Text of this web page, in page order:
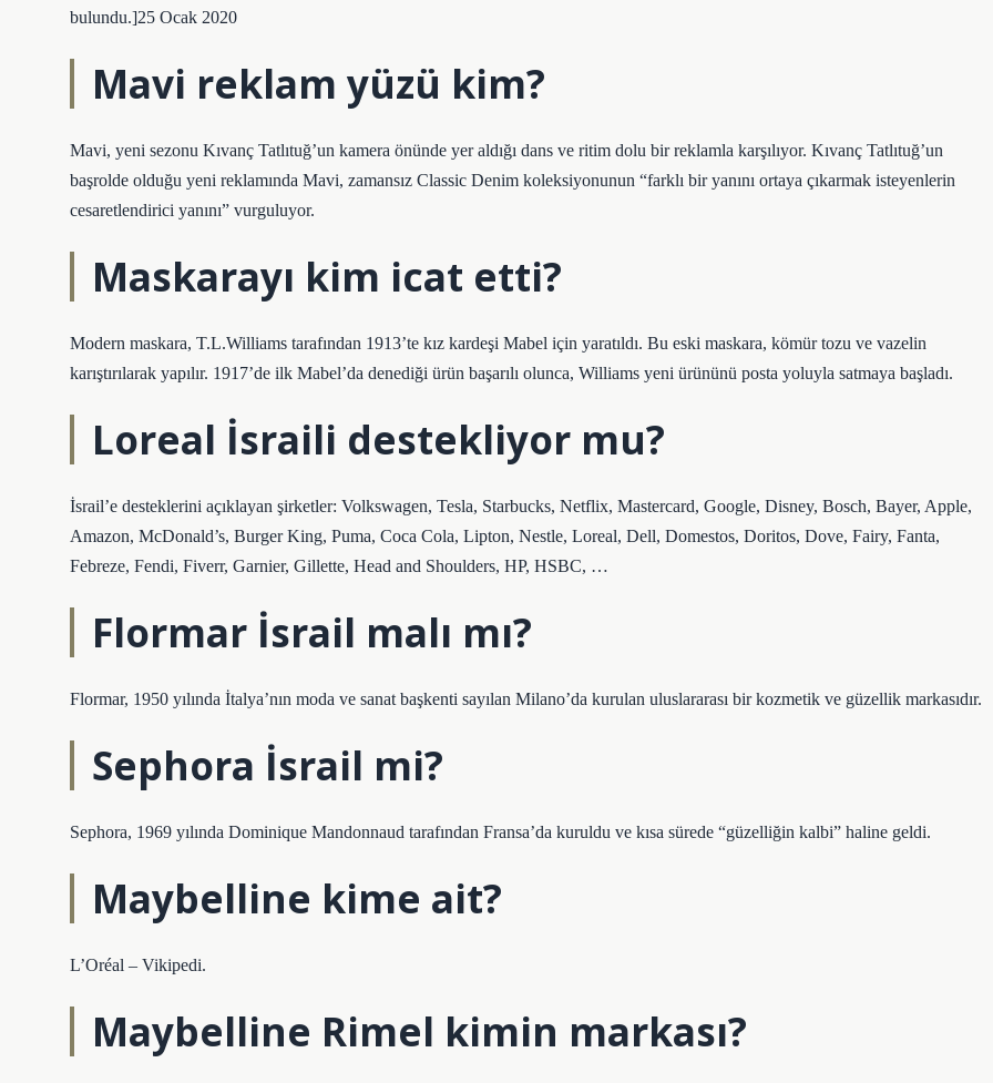
bulundu.]25 Ocak 2020
Mavi reklam yüzü kim?
Mavi, yeni sezonu Kıvanç Tatlıtuğ’un kamera önünde yer aldığı dans ve ritim dolu bir reklamla karşılıyor. Kıvanç Tatlıtuğ’un
başrolde olduğu yeni reklamında Mavi, zamansız Classic Denim koleksiyonunun “farklı bir yanını ortaya çıkarmak isteyenlerin
cesaretlendirici yanını” vurguluyor.
Maskarayı kim icat etti?
Modern maskara, T.L.Williams tarafından 1913’te kız kardeşi Mabel için yaratıldı. Bu eski maskara, kömür tozu ve vazelin
karıştırılarak yapılır. 1917’de ilk Mabel’da denediği ürün başarılı olunca, Williams yeni ürününü posta yoluyla satmaya başladı.
Loreal İsraili destekliyor mu?
İsrail’e desteklerini açıklayan şirketler: Volkswagen, Tesla, Starbucks, Netflix, Mastercard, Google, Disney, Bosch, Bayer, Apple,
Amazon, McDonald’s, Burger King, Puma, Coca Cola, Lipton, Nestle, Loreal, Dell, Domestos, Doritos, Dove, Fairy, Fanta,
Febreze, Fendi, Fiverr, Garnier, Gillette, Head and Shoulders, HP, HSBC, …
Flormar İsrail malı mı?
Flormar, 1950 yılında İtalya’nın moda ve sanat başkenti sayılan Milano’da kurulan uluslararası bir kozmetik ve güzellik markasıdır.
Sephora İsrail mi?
Sephora, 1969 yılında Dominique Mandonnaud tarafından Fransa’da kuruldu ve kısa sürede “güzelliğin kalbi” haline geldi.
Maybelline kime ait?
L’Oréal – Vikipedi.
Maybelline Rimel kimin markası?